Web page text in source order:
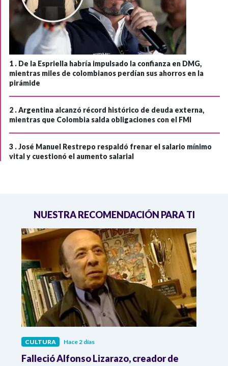
1 . De la Espriella habría impulsado la confianza en DMG,
mientras miles de colombianos perdían sus ahorros en la
pirámide
2 .Argentina alcanzó récord histórico de deuda externa,
mientras que Colombia salda obligaciones con el FMI
3 .José Manuel Restrepo respaldó frenar el salario mínimo
vital y cuestionó el aumento salarial
NUESTRA RECOMENDACIÓN PARA TI
CULTURA Hace 2 días
Falleció Alfonso Lizarazo, creador de